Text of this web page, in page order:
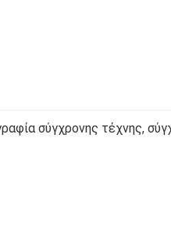
σύγχρονης τέχνης,